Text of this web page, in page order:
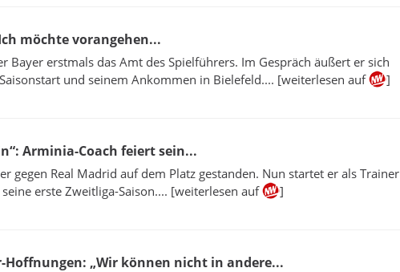
möchte vorangehen...
Bayer erstmals das Amt des Spielführers. Im Gespräch äußert er sich
und seinem Ankommen in Bielefeld.... [weiterlesen auf
]
Arminia-Coach feiert sein...
gegen Real Madrid auf dem Platz gestanden. Nun startet er als Trainer
erste Zweitliga-Saison.... [weiterlesen auf
]
„Wir können nicht in andere...